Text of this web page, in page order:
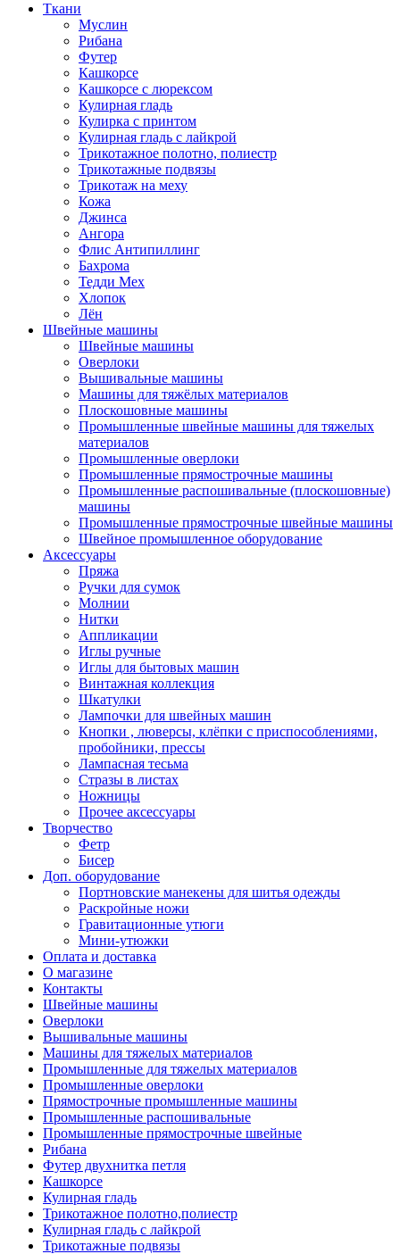
Ткани
Муслин
Рибана
Футер
Кашкорсе
Кашкорсе с люрексом
Кулирная гладь
Кулирка с принтом
Кулирная гладь с лайкрой
Трикотажное полотно, полиестр
Трикотажные подвязы
Трикотаж на меху
Кожа
Джинса
Ангора
Флис Антипиллинг
Бахрома
Тедди Мех
Хлопок
Лён
Швейные машины
Швейные машины
Оверлоки
Вышивальные машины
Машины для тяжёлых материалов
Плоскошовные машины
Промышленные швейные машины для тяжелых
материалов
Промышленные оверлоки
Промышленные прямострочные машины
Промышленные распошивальные (плоскошовные)
машины
Промышленные прямострочные швейные машины
Швейное промышленное оборудование
Аксессуары
Пряжа
Ручки для сумок
Молнии
Нитки
Аппликации
Иглы ручные
Иглы для бытовых машин
Винтажная коллекция
Шкатулки
Лампочки для швейных машин
Кнопки , люверсы, клёпки с приспособлениями,
пробойники, прессы
Лампасная тесьма
Стразы в листах
Ножницы
Прочее аксессуары
Творчество
Фетр
Бисер
Доп. оборудование
Портновские манекены для шитья одежды
Раскройные ножи
Гравитационные утюги
Мини-утюжки
Оплата и доставка
О магазине
Контакты
Швейные машины
Оверлоки
Вышивальные машины
Машины для тяжелых материалов
Промышленные для тяжелых материалов
Промышленные оверлоки
Прямострочные промышленные машины
Промышленные распошивальные
Промышленные прямострочные швейные
Рибана
Футер двухнитка петля
Кашкорсе
Кулирная гладь
Трикотажное полотно,полиестр
Кулирная гладь с лайкрой
Трикотажные подвязы